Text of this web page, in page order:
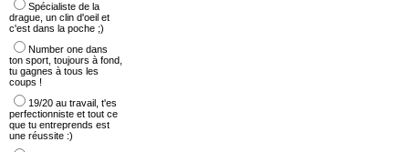
Spécialiste de la
drague, un clin d'oeil et
c'est dans la poche ;)
Number one dans
ton sport, toujours à fond,
tu gagnes à tous les
coups !
19/20 au travail, t'es
perfectionniste et tout ce
que tu entreprends est
une réussite :)